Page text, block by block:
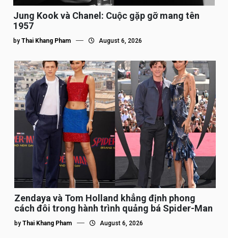
Jung Kook và Chanel: Cuộc gặp gỡ mang tên
1957
by Thai Khang Pham August 6, 2026
Zendaya và Tom Holland khẳng định phong
cách đôi trong hành trình quảng bá Spider-Man
by Thai Khang Pham August 6, 2026